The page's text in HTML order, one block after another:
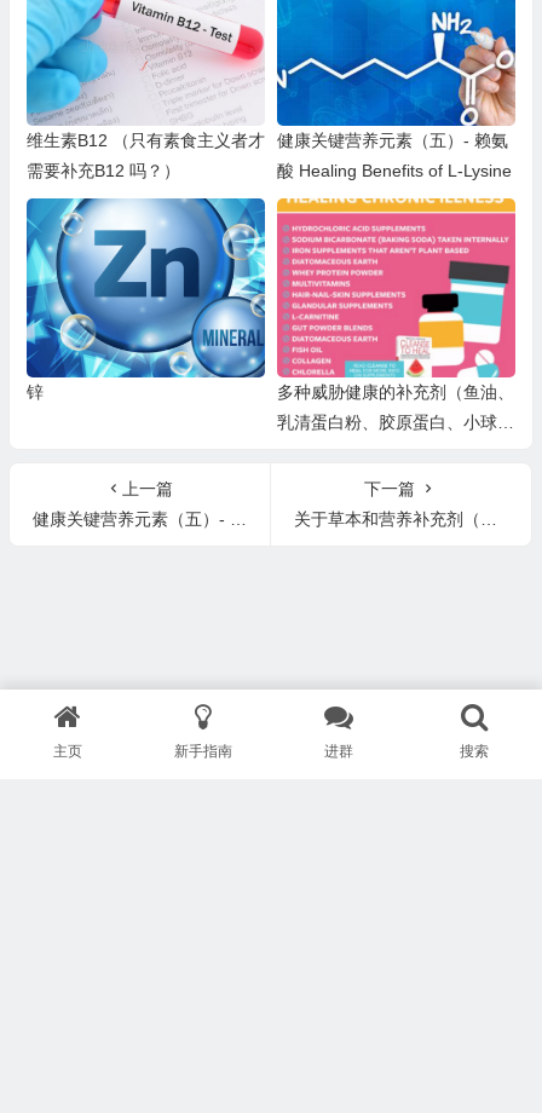
维生素B12 （只有素食主义者才
需要补充B12 吗？）
健康关键营养元素（五）- 赖氨
酸 Healing Benefits of L-Lysine
锌
多种威胁健康的补充剂（鱼油、
乳清蛋白粉、胶原蛋白、小球藻
上一篇
健康关键营养元素（五）- 赖氨酸 Healing Benefits of L-Lysine
下一篇
关于草本和营养补充剂（我是否需要补充剂，如何选择？）
主页 新手指南 进群 搜索